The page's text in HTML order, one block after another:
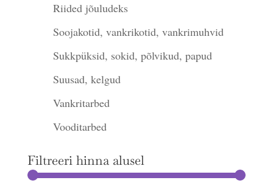
Riided jõuludeks
Soojakotid, vankrikotid, vankrimuhvid
Sukkpüksid, sokid, põlvikud, papud
Suusad, kelgud
Vankritarbed
Vooditarbed
Filtreeri hinna alusel